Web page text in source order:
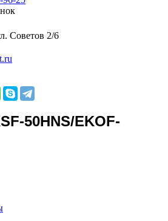
Советов 2/6
50HNS/EKOF-